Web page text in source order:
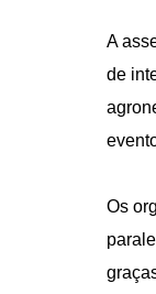
A
de
Os